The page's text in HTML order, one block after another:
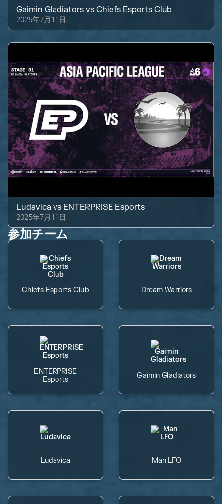
Gaimin Gladiators vsChiefs Esports Club
2025年7月11日
Ludavica vs ENTERPRISE Esports
2025年7月11日
参加チーム
Chiefs Esports Club Dream Warriors
ENTERPRISE
Esports
Gaimin Gladiators
Ludavica Man LFO